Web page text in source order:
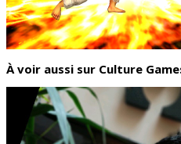
À voir aussi sur Culture